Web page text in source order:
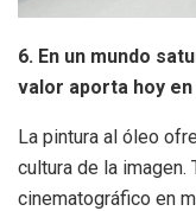
6. En un mundo
valor aporta hoy
La pintura al óleo
cultura de la imagen.
cinematográfico en